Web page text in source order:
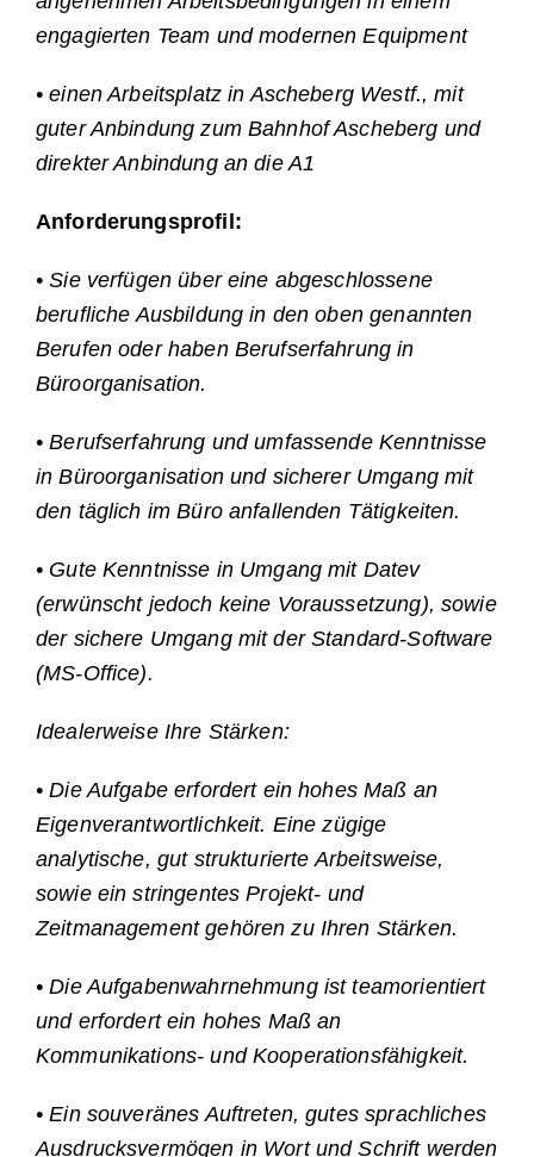
engagierten Team und modernen Equipment
• einen Arbeitsplatz in Ascheberg Westf., mit
guter Anbindung zum Bahnhof Ascheberg und
direkter Anbindung an die A1
Anforderungsprofil:
• Sie verfügen über eine abgeschlossene
berufliche Ausbildung in den oben genannten
Berufen oder haben Berufserfahrung in
Büroorganisation.
• Berufserfahrung und umfassende Kenntnisse
in Büroorganisation und sicherer Umgang mit
den täglich im Büro anfallenden Tätigkeiten.
• Gute Kenntnisse in Umgang mit Datev
(erwünscht jedoch keine Voraussetzung), sowie
der sichere Umgang mit der Standard-Software
(MS-Office).
Idealerweise Ihre Stärken:
• Die Aufgabe erfordert ein hohes Maß an
Eigenverantwortlichkeit. Eine zügige
analytische, gut strukturierte Arbeitsweise,
sowie ein stringentes Projekt- und
Zeitmanagement gehören zu Ihren Stärken.
• Die Aufgabenwahrnehmung ist teamorientiert
und erfordert ein hohes Maß an
Kommunikations- und Kooperationsfähigkeit.
• Ein souveränes Auftreten, gutes sprachliches
Ausdrucksvermögen in Wort und Schrift werden